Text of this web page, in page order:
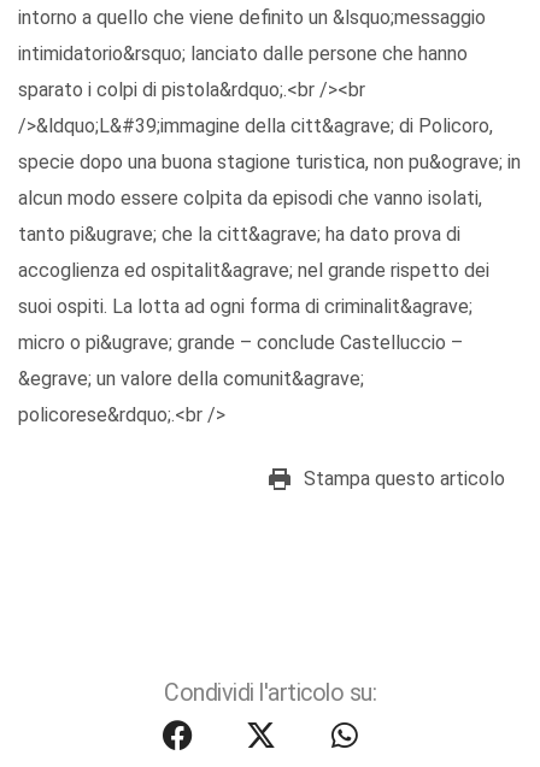
intorno a quello che viene definito un &lsquo;messaggio
intimidatorio&rsquo; lanciato dalle persone che hanno
sparato i colpi di pistola&rdquo;.<br /><br
/>&ldquo;L&#39;immagine della citt&agrave; di Policoro,
specie dopo una buona stagione turistica, non pu&ograve; in
alcun modo essere colpita da episodi che vanno isolati,
tanto pi&ugrave; che la citt&agrave; ha dato prova di
accoglienza ed ospitalit&agrave; nel grande rispetto dei
suoi ospiti. La lotta ad ogni forma di criminalit&agrave;
micro o pi&ugrave; grande – conclude Castelluccio –
&egrave; un valore della comunit&agrave;
policorese&rdquo;.<br />
Stampa questo articolo
Condividi l'articolo su: